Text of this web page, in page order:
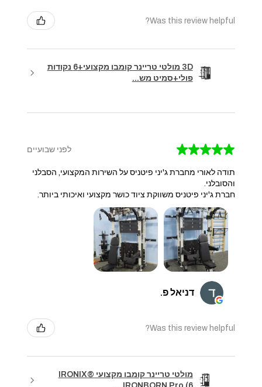
Was this review helpful?
3D מולטי טריינר קומבו מקצועי+6 נקודות
פולי+סמיט מש...
★
★
★
★
★ לפני שבועיים
תודה לאורי מחברת ג'יני פיטניס על השירות המקצועי, הסבלני
והסובלני.
חברת ג'יני פיטניס משווקת ציוד כושר מקצועי ואיכותי ביותר.
דניאל פ.
Was this review helpful?
מולטי טריינר קומבו מקצועי IRONIX®